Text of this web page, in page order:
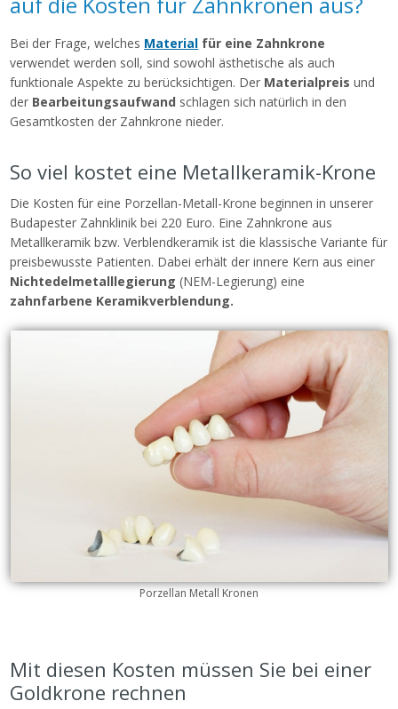
Bei der Frage, welches Material für eine Zahnkrone
verwendet werden soll, sind sowohl ästhetische als auch
funktionale Aspekte zu berücksichtigen. Der Materialpreis und
der Bearbeitungsaufwand schlagen sich natürlich in den
Gesamtkosten der Zahnkrone nieder.
So viel kostet eine Metallkeramik-Krone
Die Kosten für eine Porzellan-Metall-Krone beginnen in unserer
Budapester Zahnklinik bei 220 Euro. Eine Zahnkrone aus
Metallkeramik bzw. Verblendkeramik ist die klassische Variante für
preisbewusste Patienten. Dabei erhält der innere Kern aus einer
Nichtedelmetalllegierung (NEM-Legierung) eine
zahnfarbene Keramikverblendung.
Porzellan Metall Kronen
Mit diesen Kosten müssen Sie bei einer
Goldkrone rechnen